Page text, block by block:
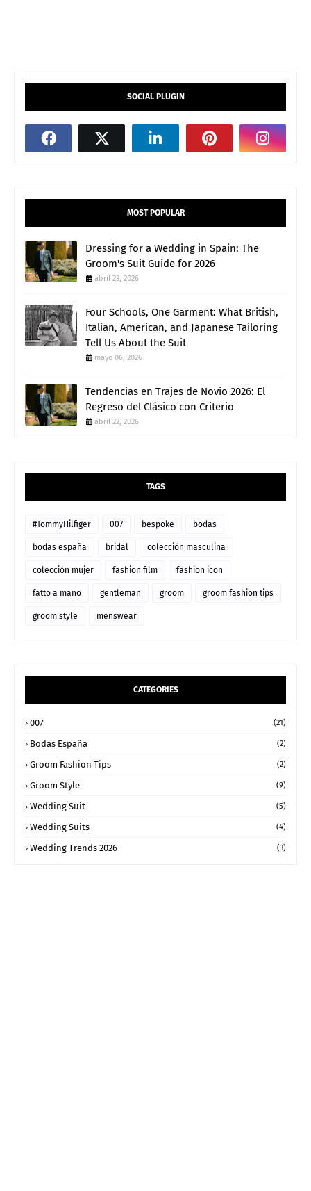
SOCIAL PLUGIN
MOST POPULAR
Dressing for a Wedding in Spain: The
Groom's Suit Guide for 2026
abril 23, 2026
Four Schools, One Garment: What British,
Italian, American, and Japanese Tailoring
Tell Us About the Suit
mayo 06, 2026
Tendencias en Trajes de Novio 2026: El
Regreso del Clásico con Criterio
abril 22, 2026
TAGS
#TommyHilfiger 007 bespoke bodas
bodas españa bridal colección masculina
colección mujer fashion film fashion icon
fatto a mano gentleman groom groom fashion tips
groom style menswear
CATEGORIES
007 (21)
Bodas España (2)
Groom Fashion Tips (2)
Groom Style (9)
Wedding Suit (5)
Wedding Suits (4)
Wedding Trends 2026 (3)